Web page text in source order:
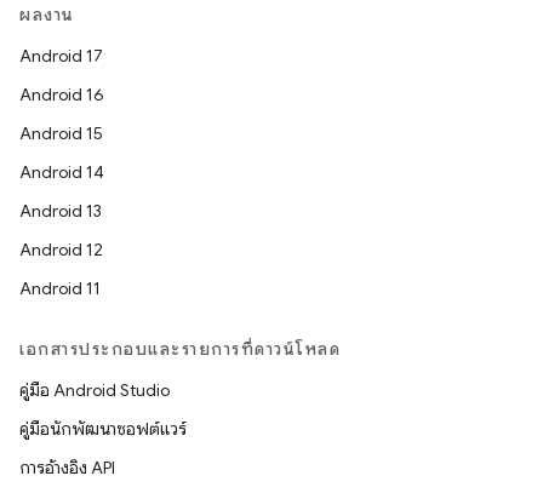
ผลงาน
Android 17
Android 16
Android 15
Android 14
Android 13
Android 12
Android 11
เอกสารประกอบและรายการที่ดาวน์โหลด
คู่มือ Android Studio
คู่มือนักพัฒนาซอฟต์แวร์
การอ้างอิง API